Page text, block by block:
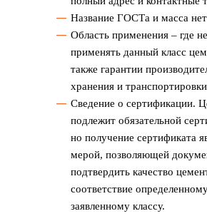
Название ГОСТа и масса
Область применения – где
применять данный класс
также гарантии
хранения и
Сведение о сертификации.
подлежит обязательной
но получение сертификата
мерой, позволяющей
подтвердить качество
соответствие
заявленному классу.